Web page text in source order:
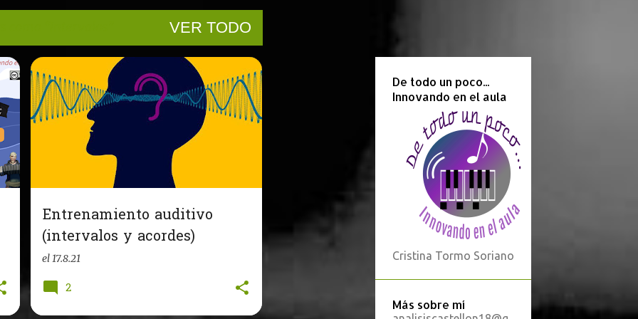
VER TODO
Entrenamiento auditivo
(intervalos y acordes)
el17.8.21
2
De todo un poco...
Innovando en el aula
Cristina Tormo Soriano
Más sobre mí